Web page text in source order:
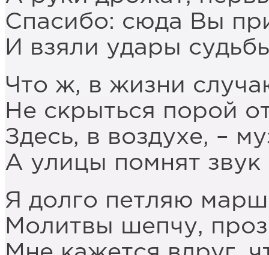
Спасибо: сюда Вы
И взяли удары
Что ж, в жизни
Не скрыться порой
Здесь, в воздухе, –
А улицы помнят
Я долго петляю
Молитвы шепчу,